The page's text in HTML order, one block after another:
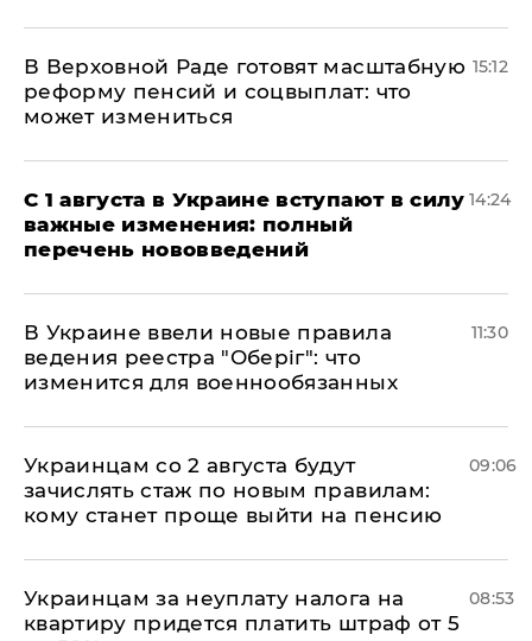
В Верховной Раде готовят масштабную
реформу пенсий и соцвыплат: что
может измениться
15:12
С 1 августа в Украине вступают в силу
важные изменения: полный
перечень нововведений
14:24
В Украине ввели новые правила
ведения реестра "Оберіг": что
изменится для военнообязанных
11:30
Украинцам со 2 августа будут
зачислять стаж по новым правилам:
кому станет проще выйти на пенсию
09:06
Украинцам за неуплату налога на
квартиру придется платить штраф от 5
08:53